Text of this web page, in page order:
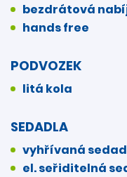
bezdrátová
hands free
PODVOZEK
litá kola
SEDADLA
vyhřívaná
el. seřiditelná